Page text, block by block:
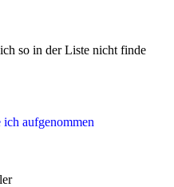
so in der Liste nicht finde
aufgenommen